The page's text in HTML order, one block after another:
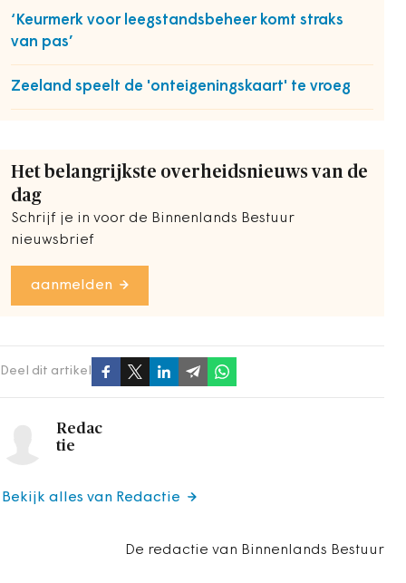
‘Keurmerk voor leegstandsbeheer komt straks
van pas’
Zeeland speelt de 'onteigeningskaart' te vroeg
Het belangrijkste overheidsnieuws van de
dag
Schrijf je in voor de Binnenlands Bestuur
nieuwsbrief
aanmelden
Deel dit artikel
Redac
tie
De redactie van Binnenlands Bestuur
Bekijk alles van Redactie